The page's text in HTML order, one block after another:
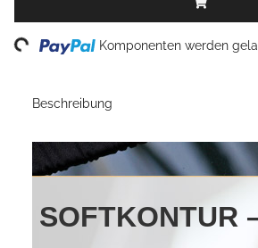
Loading... Komponenten werden
Beschreibung